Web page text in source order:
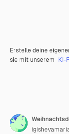
Erstelle deine
sie mit unserem KI-